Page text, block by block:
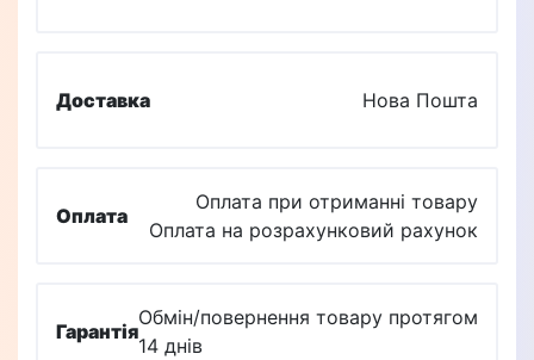
Доставка Нова Пошта
Оплата
Оплата при отриманні товару
Оплата на розрахунковий рахунок
Гарантія
Обмін/повернення товару протягом
14 днів